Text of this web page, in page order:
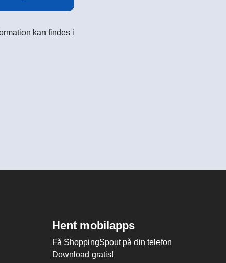
kan findes i
Hent mobilapps
Få ShoppingSpout på din telefon
Download gratis!